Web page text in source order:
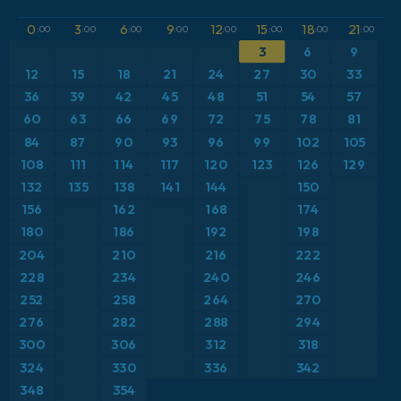
ICON Alemania 2 km
Caribe
Escandinavia
Estados Unidos
Europa
Francia
Grecia
Islandia
Anomalía de temperatura a 850 hPa
CAPE
Presión
Punto de rocío a 2 m
Ráfagas de Viento Máximas
Ráfagas de viento
Temperatura a 2 m
0 :00 3:00 6:00 9:00 12:00 15 :00 18:00 21:00
3 6 9
12 15 18 21 24 27 30
33
36
39 42 45 48 51 54
57
60
63 66 69 72 75 78
81
84
87 90 93 96 99 102
105
108
111 114 117 120 123 126
129
132
135 138 141 144 150
156 162 168 174
180 186 192
198
204
210 216
222
228
234 240
246
252
258 264 270
276 282 288 294
300 306 312
318
324
330 336
342
348
354